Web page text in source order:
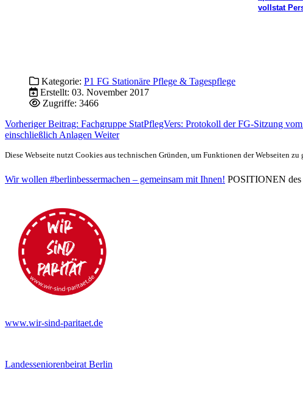
vollstat
Kategorie: P1 FG Stationäre Pflege & Tagespflege
Erstellt: 03. November 2017
Zugriffe: 3466
Vorheriger Beitrag: Fachgruppe StatPflegVers: Protokoll der FG-Sitzung
einschließlich Anlagen Weiter
Diese Webseite nutzt Cookies aus technischen Gründen, um Funktionen der Webseiten
Wir wollen #berlinbessermachen – gemeinsam mit Ihnen! POSITIONEN des
www.wir-sind-paritaet.de
Landesseniorenbeirat Berlin